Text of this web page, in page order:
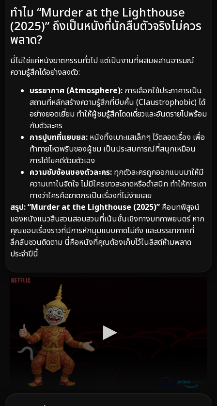
ทำไม “Murder at the Lighthouse
(2025)” ถึงเป็นหนังที่นักสืบตัวจริงไม่ควร
พลาด?
นี่ไม่ใช่แค่หนังฆาตกรรมทั่วไป แต่เป็นงานที่ผสมผสานอารมณ์
ความรู้สึกได้อย่างลงตัว:
บรรยากาศ (Atmosphere): การเลือกใช้ประภาคารเป็น
สถานที่หลักสร้างความรู้สึกที่บีบคั้น (Claustrophobic) ได้
อย่างยอดเยี่ยม ทำให้ผู้ชมรู้สึกโดดเดี่ยวและอันตรายไปพร้อม
กับตัวละคร
การปูบทที่แยบยล: หนังทิ้งเบาะแสเล็กๆ ไว้ตลอดเรื่อง เพื่อ
ท้าทายไหวพริบของผู้ชม เป็นประสบการณ์ที่สนุกเหมือน
การได้ไขคดีด้วยตัวเอง
ความซับซ้อนของตัวละคร: ทุกตัวละครถูกออกแบบมาให้มี
ความเทาในจิตใจ ไม่มีใครขาวสะอาดหรือดำสนิท ทำให้การเดา
ทางว่าใครคือฆาตกรเป็นเรื่องที่ไม่ง่ายเลย
สรุป:“Murder at the Lighthouse (2025)” คือบทพิสูจน์
ของหนังแนวสืบสวนสอบสวนที่เน้นชั้นเชิงทางบทภาพยนตร์ หาก
คุณชอบเรื่องราวที่มีการหักมุมแบบคาดไม่ถึง และบรรยากาศที่
ลึกลับชวนติดตาม นี่คือหนังที่คุณต้องเก็บไว้ในลิสต์ห้ามพลาด
ประจำปีนี้